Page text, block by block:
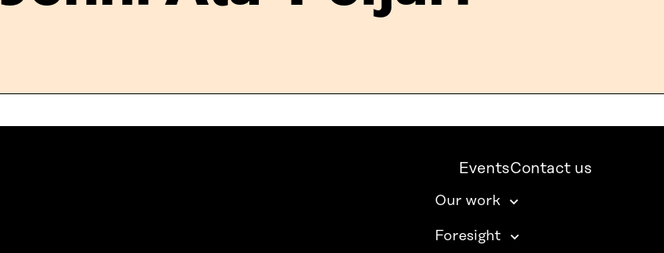
EventsContact us
Our work
Foresight